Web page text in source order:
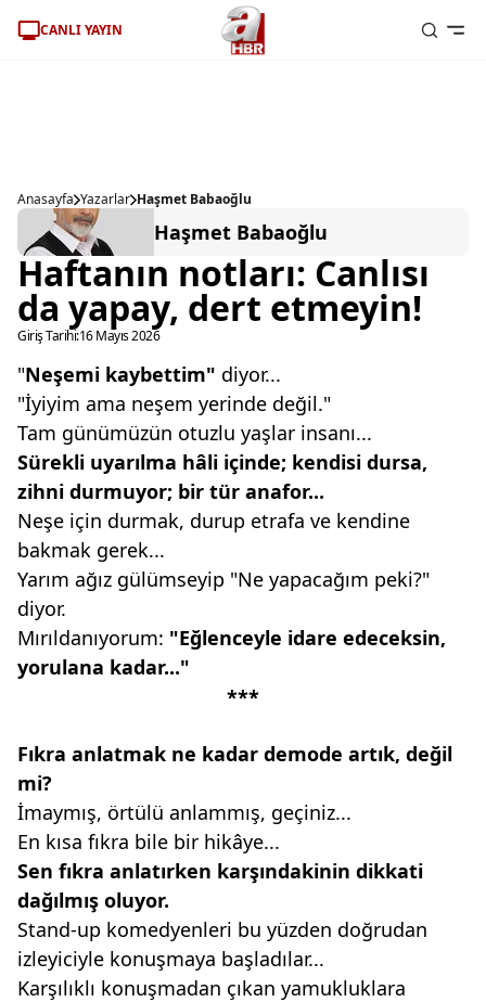
CANLI YAYIN
Anasayfa Yazarlar Haşmet Babaoğlu
Haşmet Babaoğlu
Haftanın notları: Canlısı
da yapay, dert etmeyin!
Giriş Tarihi:16 Mayıs 2026
"Neşemi kaybettim" diyor...
"İyiyim ama neşem yerinde değil."
Tam günümüzün otuzlu yaşlar insanı...
Sürekli uyarılma hâli içinde; kendisi dursa,
zihni durmuyor; bir tür anafor...
Neşe için durmak, durup etrafa ve kendine
bakmak gerek...
Yarım ağız gülümseyip "Ne yapacağım peki?"
diyor.
Mırıldanıyorum: "Eğlenceyle idare edeceksin,
yorulana kadar..."
***
Fıkra anlatmak ne kadar demode artık, değil
mi?
İmaymış, örtülü anlammış, geçiniz...
En kısa fıkra bile bir hikâye...
Sen fıkra anlatırken karşındakinin dikkati
dağılmış oluyor.
Stand-up komedyenleri bu yüzden doğrudan
izleyiciyle konuşmaya başladılar...
Karşılıklı konuşmadan çıkan yamukluklara